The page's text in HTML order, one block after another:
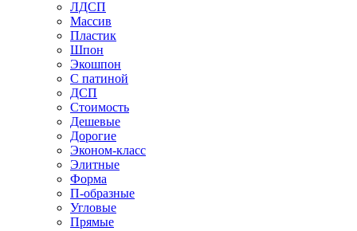
ЛДСП
Массив
Пластик
Шпон
Экошпон
С патиной
ДСП
Стоимость
Дешевые
Дорогие
Эконом-класс
Элитные
Форма
П-образные
Угловые
Прямые